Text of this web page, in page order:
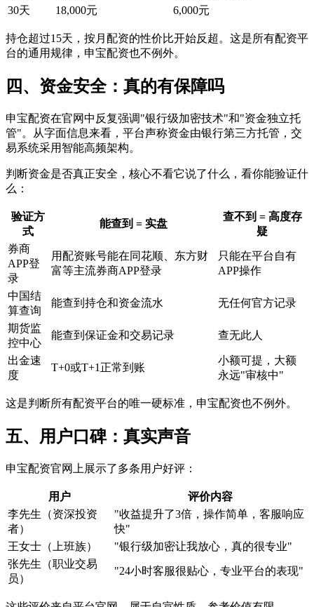
30天
18,000元 6,000元
持仓超过15天，按月配资的性价比开始反超。这是所有配资平
台的通用规律，申宝配资也不例外。
四、资金安全：真的有保障吗
申宝配资在官网中反复强调"银行级加密技术"和"资金独立托
管"。从字面信息来看，平台声称资金由银行第三方托管，交
易系统采用智能高频架构。
判断资金是否真正安全，核心不看它说了什么，看你能验证什
么：
验证方
式
能查到 = 实盘
查不到 = 高度存
疑
券商
APP登
录
用配资账号能在同花顺、东方财
富等主流券商APP登录
只能在平台自有
APP操作
中国结
算查询
能查到持仓和资金流水 无任何官方记录
期货监
控中心
能查到保证金和交易记录 查无此人
出金速
度
T+0或T+1正常到账
小额可提，大额
永远"审核中"
这是判断所有配资平台的唯一硬标准，申宝配资也不例外。
五、用户口碑：真实声音
申宝配资官网上展示了多条用户好评：
用户
评价内容
李先生（资深投资
者）
"收益提升了3倍，操作简单，客服响应
快"
王女士（上班族）
"银行级加密让我放心，真的很专业"
张先生（职业交易
员）
"24小时客服很贴心，专业平台的表现"